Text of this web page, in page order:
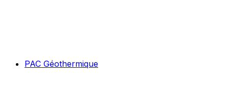
PAC Géothermique